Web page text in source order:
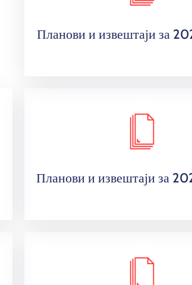
Планови и извештаји за
Планови и извештаји за